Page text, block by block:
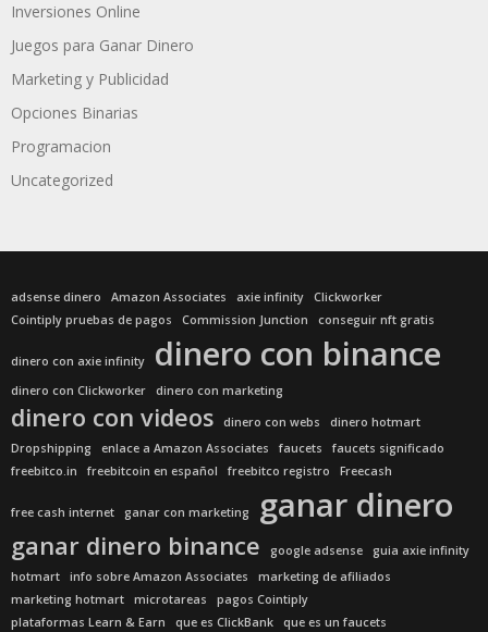
Inversiones Online
Juegos para Ganar Dinero
Marketing y Publicidad
Opciones Binarias
Programacion
Uncategorized
adsense dinero Amazon Associates axie infinity
Clickworker
Cointiply pruebas de pagos
Commission Junction conseguir nft gratis
dinero con axie infinity dinero con binance
dinero con Clickworker dinero con marketing
dinero con videos dinero con webs
dinero hotmart
Dropshipping
enlace a Amazon Associates faucets
faucets significado
freebitco.in
freebitcoin en español freebitco registro Freecash
free cash internet ganar con marketing ganar dinero
ganar dinero binance google adsense
guia axie infinity
hotmart
info sobre Amazon Associates
marketing de afiliados
marketing hotmart
microtareas
pagos Cointiply
plataformas Learn & Earn
que es ClickBank
que es un faucets